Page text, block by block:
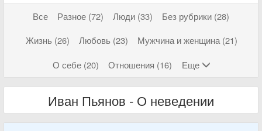
Все Разное (72) Люди (33)
Без рубрики (28)
Жизнь (26)
Любовь (23)
Мужчина и женщина (21)
О себе (20)
Отношения (16) Еще
Иван Пьянов - О неведении